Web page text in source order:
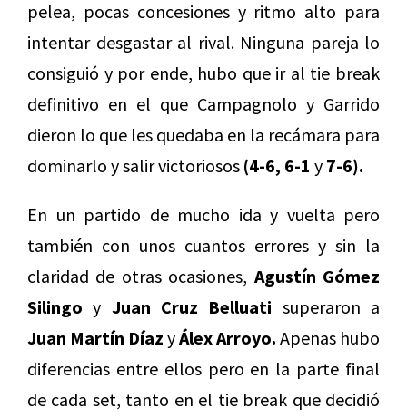
pelea, pocas concesiones y ritmo alto para
intentar desgastar al rival. Ninguna pareja lo
consiguió y por ende, hubo que ir al tie break
definitivo en el que Campagnolo y Garrido
dieron lo que les quedaba en la recámara para
dominarlo y salir victoriosos (4-6, 6-1 y 7-6).
En un partido de mucho ida y vuelta pero
también con unos cuantos errores y sin la
claridad de otras ocasiones, Agustín Gómez
Silingo y Juan Cruz Belluati superaron a
Juan Martín Díaz yÁlex Arroyo. Apenas hubo
diferencias entre ellos pero en la parte final
de cada set, tanto en el tie break que decidió